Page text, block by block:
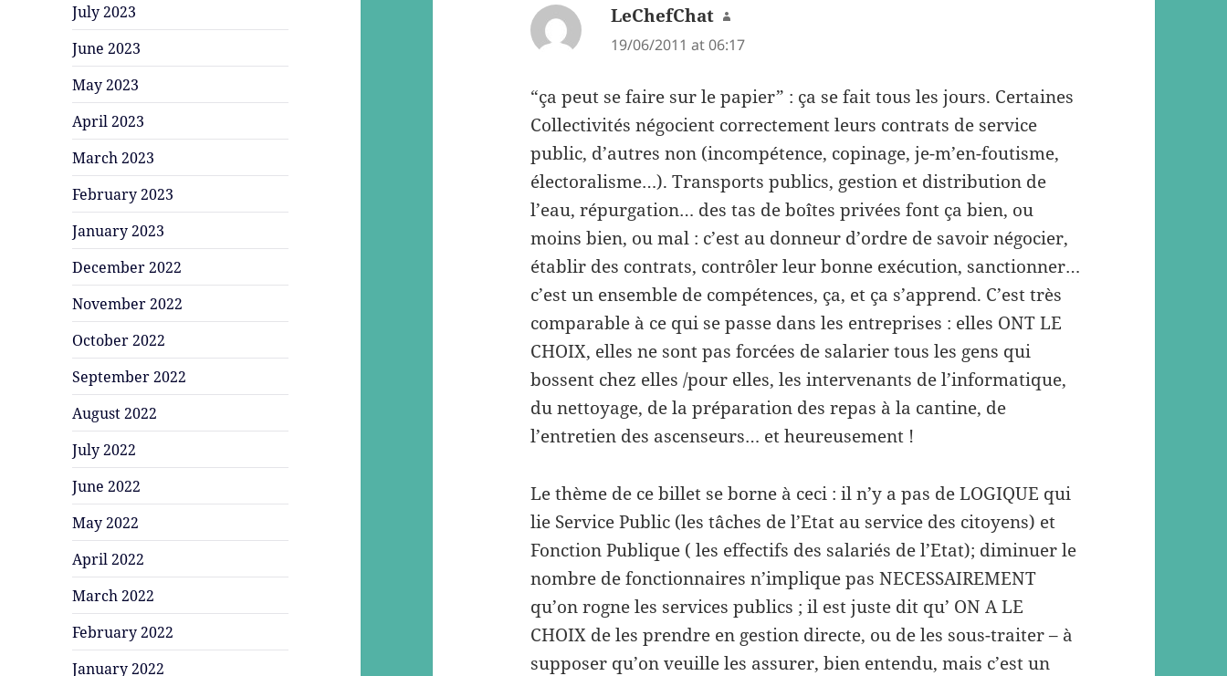
July 2023
June 2023
May 2023
April 2023
March 2023
February 2023
January 2023
December 2022
November 2022
October 2022
September 2022
August 2022
July 2022
June 2022
May 2022
April 2022
March 2022
February 2022
January 2022
LeChefChat says:
19/06/2011 at 06:17
“ça peut se faire sur le papier” : ça se fait tous les jours. Certaines
Collectivités négocient correctement leurs contrats de service
public, d’autres non (incompétence, copinage, je-m’en-foutisme,
électoralisme…). Transports publics, gestion et distribution de
l’eau, répurgation… des tas de boîtes privées font ça bien, ou
moins bien, ou mal : c’est au donneur d’ordre de savoir négocier,
établir des contrats, contrôler leur bonne exécution, sanctionner…
c’est un ensemble de compétences, ça, et ça s’apprend. C’est très
comparable à ce qui se passe dans les entreprises : elles ONT LE
CHOIX, elles ne sont pas forcées de salarier tous les gens qui
bossent chez elles /pour elles, les intervenants de l’informatique,
du nettoyage, de la préparation des repas à la cantine, de
l’entretien des ascenseurs… et heureusement !
Le thème de ce billet se borne à ceci : il n’y a pas de LOGIQUE qui
lie Service Public (les tâches de l’Etat au service des citoyens) et
Fonction Publique ( les effectifs des salariés de l’Etat); diminuer le
nombre de fonctionnaires n’implique pas NECESSAIREMENT
qu’on rogne les services publics ; il est juste dit qu’ ON A LE
CHOIX de les prendre en gestion directe, ou de les sous-traiter – à
supposer qu’on veuille les assurer, bien entendu, mais c’est un